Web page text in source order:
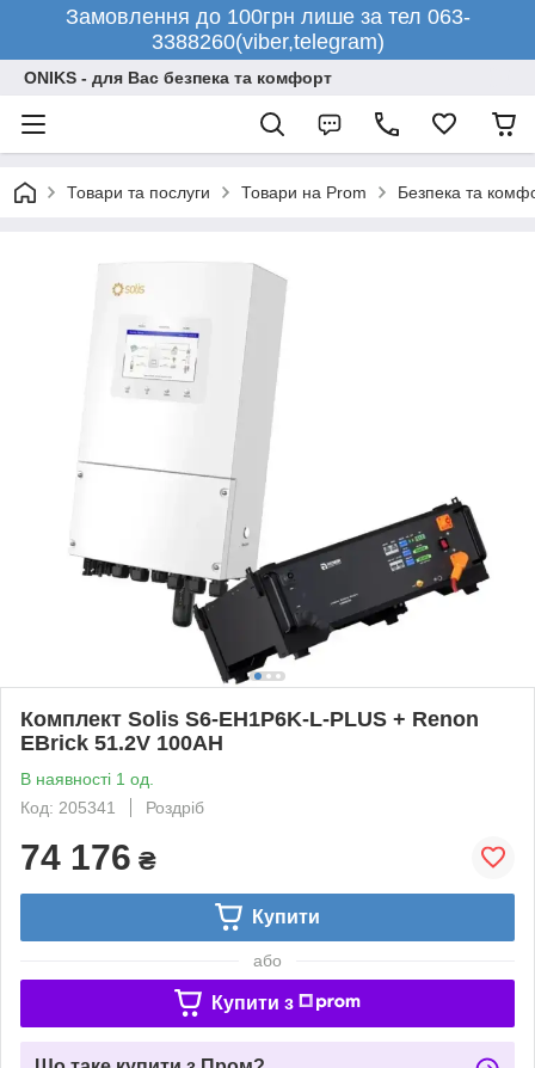
Замовлення до 100грн лише за тел 063-
3388260(viber,telegram)
ONIKS - для Вас безпека та комфорт
Товари та послуги Товари на Prom Безпека та
Комплект Solis S6-EH1P6K-L-PLUS + Renon
EBrick 51.2V 100AH
В наявності 1 од.
Код: 205341
Роздріб
74 176 ₴
Купити
або
Купити з